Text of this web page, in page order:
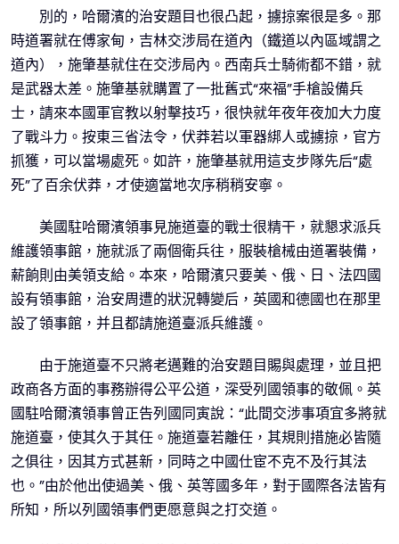
別的，哈爾濱的治安題目也很凸起，擄掠案很是多。那
時道署就在傅家甸，吉林交涉局在道內（鐵道以內區域謂之
道內），施肇基就住在交涉局內。西南兵士騎術都不錯，就
是武器太差。施肇基就購置了一批舊式“來福”手槍設備兵
士，請來本國軍官教以射擊技巧，很快就年夜年夜加大力度
了戰斗力。按東三省法令，伏莽若以軍器綁人或擄掠，官方
抓獲，可以當場處死。如許，施肇基就用這支步隊先后“處
死”了百余伏莽，才使適當地次序稍稍安寧。
美國駐哈爾濱領事見施道臺的戰士很精干，就懇求派兵
維護領事館，施就派了兩個衛兵往，服裝槍械由道署裝備，
薪餉則由美領支給。本來，哈爾濱只要美、俄、日、法四國
設有領事館，治安周遭的狀況轉變后，英國和德國也在那里
設了領事館，并且都請施道臺派兵維護。
由于施道臺不只將老邁難的治安題目賜與處理，並且把
政商各方面的事務辦得公平公道，深受列國領事的敬佩。英
國駐哈爾濱領事曾正告列國同寅說：“此間交涉事項宜多將就
施道臺，使其久于其任。施道臺若離任，其規則措施必皆隨
之俱往，因其方式甚新，同時之中國仕宦不克不及行其法
也。”由於他出使過美、俄、英等國多年，對于國際各法皆有
所知，所以列國領事們更愿意與之打交道。